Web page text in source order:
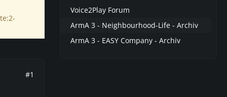
#1
Voice2Play Forum
ArmA 3 - Neighbourhood-Life - Archiv
ArmA 3 - EASY Company - Archiv